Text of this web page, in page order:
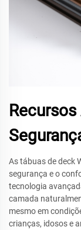
As tábuas de deck
segurança e o
tecnologia
camada
mesmo em
crianças, idosos e